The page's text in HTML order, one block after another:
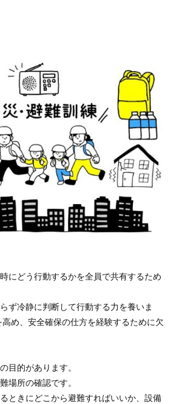
にどう行動するかを全員で共有するため
ず冷静に判断して行動する力を養いま
め、安全確保の仕方を経験するために欠
目的があります。
場所の確認です。
ときにどこから避難すればいいか、設備